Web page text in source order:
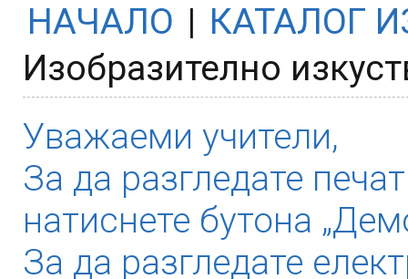
НАЧАЛО | КАТАЛОГ
Изобразително
Уважаеми учители,
За да разгледате
натиснете бутона
За да разгледате